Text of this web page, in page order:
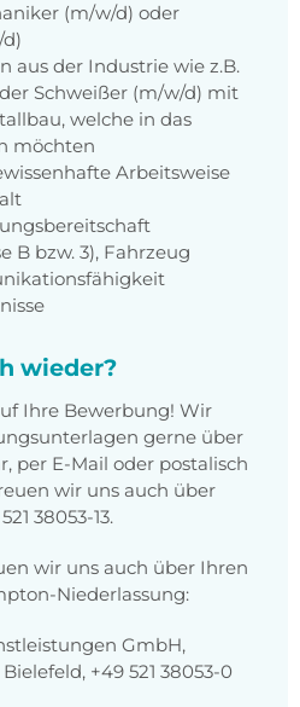
(m/w/d) oder
aus der Industrie wie z.B.
Schweißer (m/w/d) mit
welche in das
möchten
Arbeitsweise
B bzw. 3), Fahrzeug
wieder?
Ihre Bewerbung! Wir
gerne über
per E-Mail oder postalisch
wir uns auch über
38053-13.
wir uns auch über Ihren
Niederlassung:
GmbH,
+49 521 38053-0